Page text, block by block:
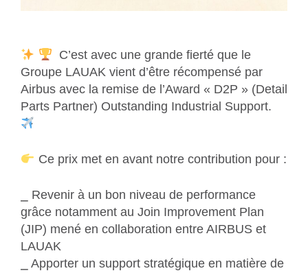
C’est avec une grande fierté que le
Groupe LAUAK vient d’être récompensé par
Airbus avec la remise de l’Award « D2P » (Detail
Parts Partner) Outstanding Industrial Support.
Ce prix met en avant notre contribution pour :
⎯ Revenir à un bon niveau de performance
grâce notamment au Join Improvement Plan
(JIP) mené en collaboration entre AIRBUS et
LAUAK
⎯ Apporter un support stratégique en matière de